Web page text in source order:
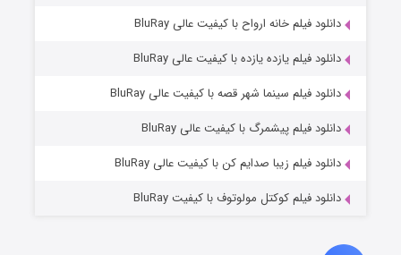
شوگر فصل ۲
دانلود فیلم خانه ارواح با کیفیت عالی BluRay
دانلود فیلم یازده یازده با کیفیت عالی BluRay
دانلود فیلم سینما شهر قصه با کیفیت عالی BluRay
دانلود فیلم پیشمرگ با کیفیت عالی BluRay
دانلود فیلم زیبا صدایم کن با کیفیت عالی BluRay
دانلود فیلم کوکتل مولوتوف با کیفیت BluRay